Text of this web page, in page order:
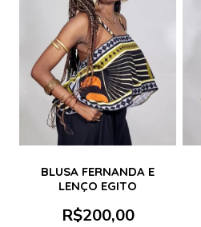
BLUSA FERNANDA E
LENÇO EGITO
R$200,00